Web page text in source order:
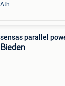
Ath
Bieden